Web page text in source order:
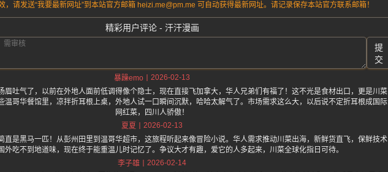
，请发送“我要最新网址”到本站官方邮箱 heizi.me@pm.me 可自动获得最新网址。请记录保存本站官方联系邮箱！
精彩用户评论 - 汗汗漫画
提
交
暴躁emo
2026-02-13
眉吐气了，以前在外地人面前低调得像个隐士，现在直接飞加拿大，华人兄弟们有福了！这不光是食材出口，更是川菜
温哥华餐馆里，凉拌折耳根上桌，外地人试一口瞬间沉默，哈哈太解气了。市场需求这么大，以后说不定折耳根成国际
网红菜，四川人骄傲！
夏夏
2026-02-13
直是黑马一匹！从彭州田里到温哥华超市，这旅程听起来像冒险小说。华人需求推动川菜出海，新鲜货直飞，保鲜技术
外吃不到地道味，现在终于能重温儿时记忆了。争议大才有趣，爱它的人多起来，川菜全球化指日可待。
李子雄
2026-02-14